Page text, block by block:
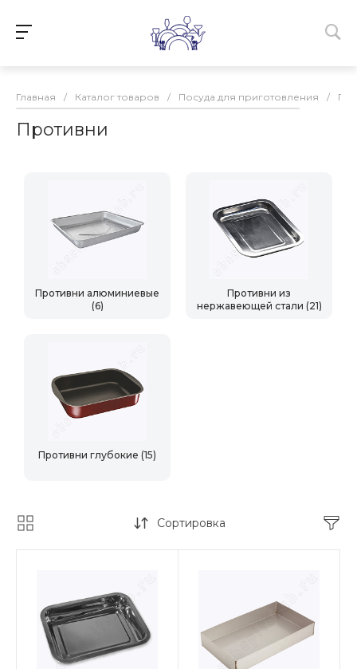
Главная / Каталог товаров / Посуда для приготовления /
Противни
Противни алюминиевые
(6)
Противни из
нержавеющей стали (21)
Противни глубокие (15)
Сортировка